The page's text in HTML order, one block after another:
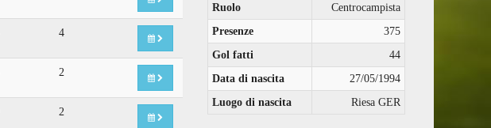
4
2
2
Ruolo
Centrocampista
Presenze
375
Gol fatti
44
Data di nascita
27/05/1994
Luogo di nascita
Riesa GER